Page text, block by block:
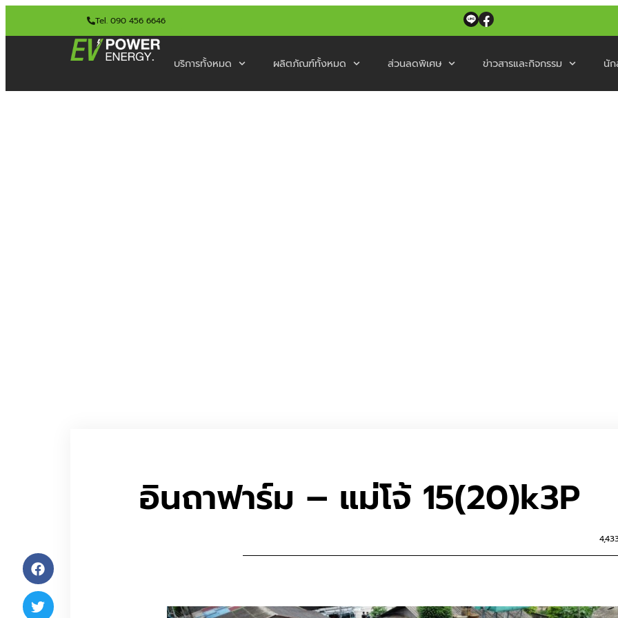
Tel. 090 456 6646
บริการทั้งหมด ผลิตภัณฑ์ทั้งหมด ส่วนลดพิเศษ ข่าวสารและกิจกรรม นั
อินถาฟาร์ม – แม่โจ้ 15(20)k3P